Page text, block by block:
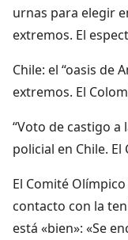
urnas para elegir
extremos. El
Chile: el “oasis de
extremos. El
“Voto de castigo a
policial en Chile.
El Comité
contacto con la
está «bien»: «Se